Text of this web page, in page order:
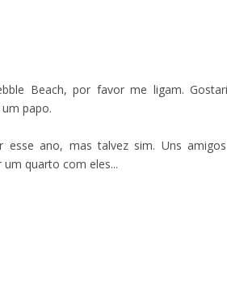
Beach, por favor me ligam.
papo.
esse ano, mas talvez sim. Uns
quarto com eles...